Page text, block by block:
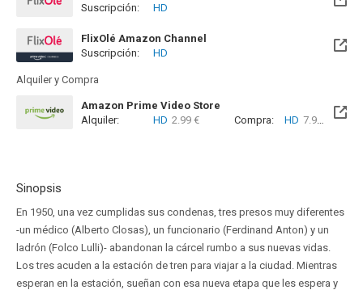
Suscripción:
HD
FlixOlé Amazon Channel
Suscripción:
HD
Alquiler y Compra
Amazon Prime Video Store
Alquiler:
HD 2.99 € Compra: HD 7.99 €
Sinopsis
En 1950, una vez cumplidas sus condenas, tres presos muy diferentes
-un médico (Alberto Closas), un funcionario (Ferdinand Anton) y un
ladrón (Folco Lulli)- abandonan la cárcel rumbo a sus nuevas vidas.
Los tres acuden a la estación de tren para viajar a la ciudad. Mientras
esperan en la estación, sueñan con esa nueva etapa que les espera y